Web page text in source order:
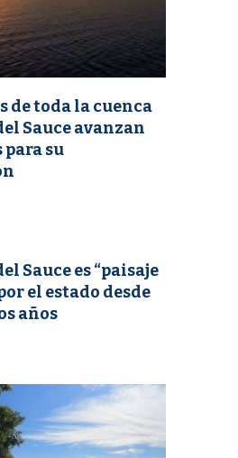
de toda la cuenca
Sauce avanzan
para su
Sauce es “paisaje
el estado desde
años